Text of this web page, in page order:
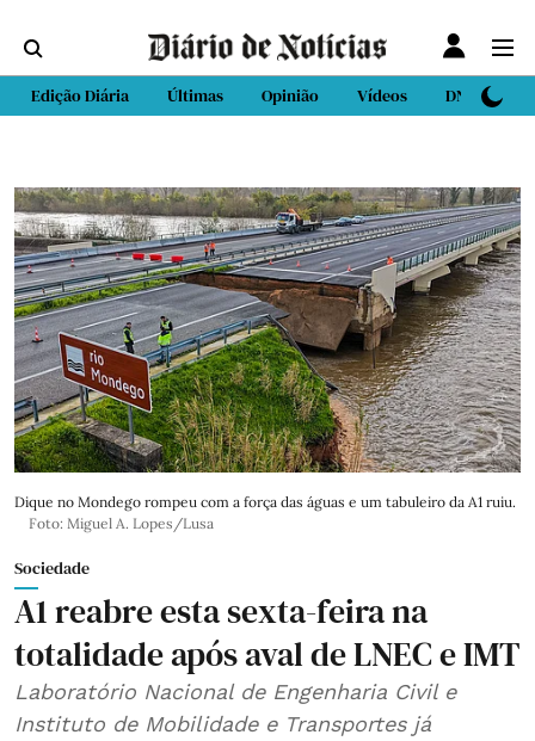
Edição Diária Últimas Opinião Vídeos DN Sport
Dique no Mondego rompeu com a força das águas e um tabuleiro da A1 ruiu.
Foto: Miguel A. Lopes/Lusa
Sociedade
A1 reabre esta sexta-feira na
totalidade após aval de LNEC e IMT
Laboratório Nacional de Engenharia Civil e
Instituto de Mobilidade e Transportes já